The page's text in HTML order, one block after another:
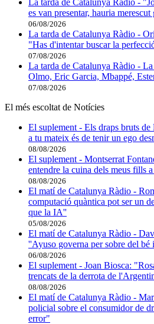
es van presentar, hauria
06/08/2026
La tarda de Catalunya Ràdio -
"Has d'intentar buscar la
07/08/2026
La tarda de Catalunya Ràdio -
Olmo, Eric Garcia, Mbappé,
07/08/2026
El més escoltat de Notícies
El suplement - Els draps bruts
a tu mateix és de tenir un ego
08/08/2026
El suplement - Montserrat
entendre la cuina dels meus fills
08/08/2026
El matí de Catalunya Ràdio -
computació quàntica pot ser un
que la IA''
05/08/2026
El matí de Catalunya Ràdio -
''Ayuso governa per sobre del bé
06/08/2026
El suplement - Joan Biosca:
trencats de la derrota de
08/08/2026
El matí de Catalunya Ràdio -
policial sobre el consumidor de
error"